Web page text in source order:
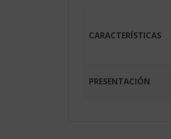
CARACTERÍSTICAS
PRESENTACIÓN